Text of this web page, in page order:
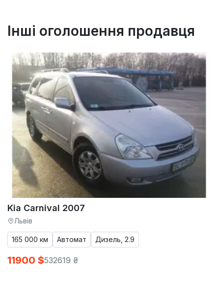
Інші оголошення продавця
Kia Carnival 2007
Львів
165 000 км Автомат Дизель, 2.9
11900 $532619 ₴